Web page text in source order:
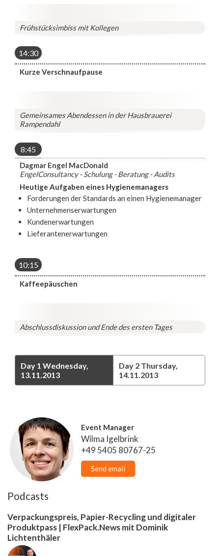
Frühstücksimbiss mit Kollegen
14:30
Kurze Verschnaufpause
Gemeinsames Abendessen in der Hausbrauerei
Rampendahl
8:45
Dagmar Engel MacDonald
EngelConsultancy - Schulung - Beratung - Audits
Heutige Aufgaben eines Hygienemanagers
Forderungen der Standards an einen Hygienemanager
Unternehmenserwartungen
Kundenerwartungen
Lieferantenerwartungen
10:15
Kaffeepäuschen
Abschlussdiskussion und Ende des ersten Tages
Day 1 Wednesday,
13.11.2013
Day 2 Thursday,
14.11.2013
Event Manager
Wilma Igelbrink
+49 5405 80767-25
Send email
Podcasts
Verpackungspreis, Papier-Recycling und digitaler
Produktpass | FlexPack.News mit Dominik
Lichtenthäler